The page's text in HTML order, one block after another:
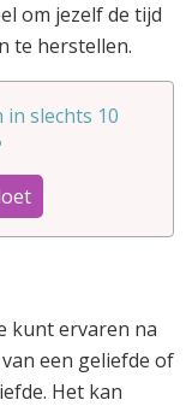
om jezelf de tijd
te herstellen.
slechts 10
kunt ervaren na
een geliefde of
Het kan